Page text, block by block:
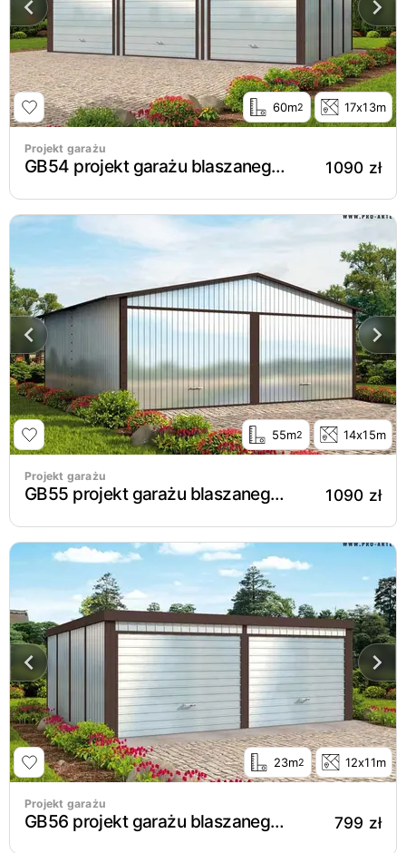
60m2 17x13m
Projekt garażu
GB54 projekt garażu blaszanego trzystanowiskowego 1090 zł
55m2 14x15m
Projekt garażu
GB55 projekt garażu blaszanego dwustanowiskowego 1090 zł
23m2 12x11m
Projekt garażu
GB56 projekt garażu blaszanego dwustanowiskowego 799 zł